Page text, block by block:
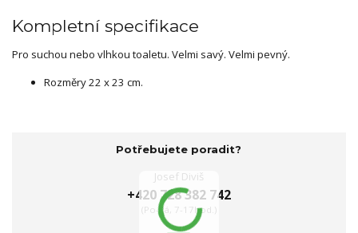
Kompletní specifikace
Pro suchou nebo vlhkou toaletu. Velmi savý. Velmi pevný.
Rozměry 22 x 23 cm.
Potřebujete poradit?
Josef Diviš
+420 728 382 742
(Po-Pá, 7-17hod.)